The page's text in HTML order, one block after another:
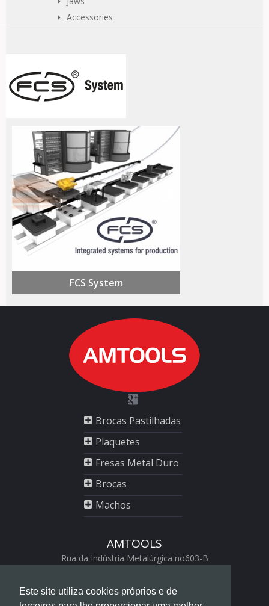
Este site utiliza cookies próprios e de
Accessories
FCS System
Brocas Pastilhadas
Plaquetes
Fresas Metal Duro
Brocas
Machos
AMTOOLS
Rua da Indústria Metalúrgica no603-B
+351 244 560 456
geral@amtools.pt